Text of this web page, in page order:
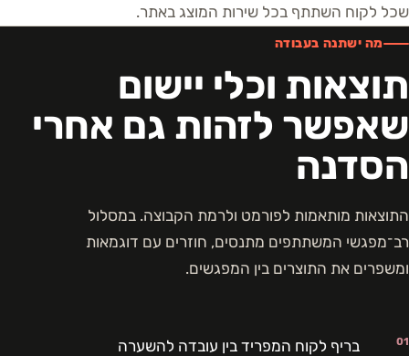
שכל לקוח השתתף בכל שירות המוצג באתר.
מה ישתנה בעבודה
תוצאות וכלי יישום
שאפשר לזהות גם אחרי
הסדנה
התוצאות מותאמות לפורמט ולרמת הקבוצה. במסלול
רב־מפגשי המשתתפים מתנסים, חוזרים עם דוגמאות
ומשפרים את התוצרים בין המפגשים.
01 בריף לקוח המפריד בין עובדה להשערה